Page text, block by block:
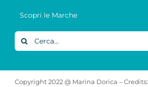
Scopri le Marche
Cerca
per:
Copyright 2022 @ Marina Dorica – Credits: